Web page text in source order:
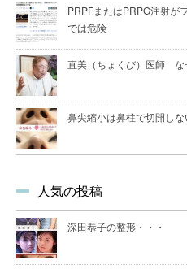
PRPFまたはPRPG注射が
では危険
直美（ちょくび）医師 な
鼻尖縮小は鼻柱で切開し
人気の投稿
深田恭子の整形・・・